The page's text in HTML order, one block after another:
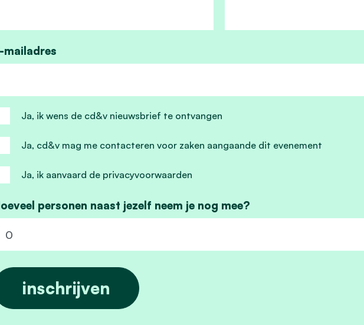
mailadres
Ja, ik wens de cd&v nieuwsbrief te ontvangen
Ja, cd&v mag me contacteren voor zaken aangaande dit evenement
Ja, ik aanvaard de privacyvoorwaarden
personen naast jezelf neem je nog mee?